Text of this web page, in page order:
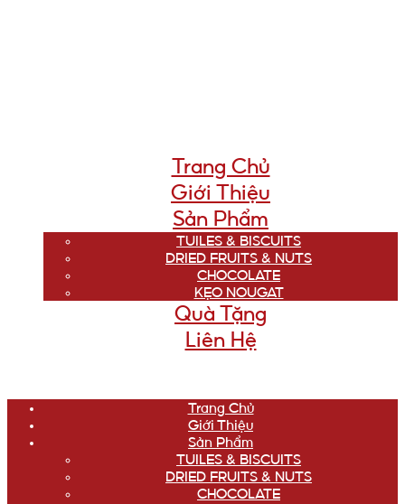
Trang Chủ
Giới Thiệu
Sản Phẩm
TUILES & BISCUITS
DRIED FRUITS & NUTS
CHOCOLATE
KẸO NOUGAT
Quà Tặng
Liên Hệ
Trang Chủ
Giới Thiệu
Sản Phẩm
TUILES & BISCUITS
DRIED FRUITS & NUTS
CHOCOLATE